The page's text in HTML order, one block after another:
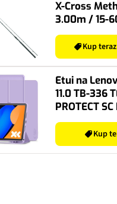
X-Cross
3.00m / 15-
Kup teraz
Etui na
11.0 TB-336
PROTECT
Fioletowy
Kup